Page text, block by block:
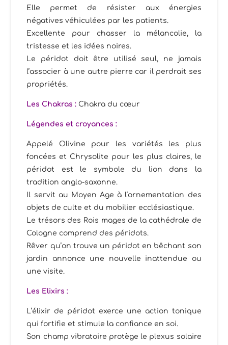
Elle permet de résister aux énergies
négatives véhiculées par les patients.
Excellente pour chasser la mélancolie, la
tristesse et les idées noires.
Le péridot doit être utilisé seul, ne jamais
l’associer à une autre pierre car il perdrait ses
propriétés.
Les Chakras : Chakra du cœur
Légendes et croyances :
Appelé Olivine pour les variétés les plus
foncées et Chrysolite pour les plus claires, le
péridot est le symbole du lion dans la
tradition anglo-saxonne.
Il servit au Moyen Age à l’ornementation des
objets de culte et du mobilier ecclésiastique.
Le trésors des Rois mages de la cathédrale de
Cologne comprend des péridots.
Rêver qu’on trouve un péridot en bêchant son
jardin annonce une nouvelle inattendue ou
une visite.
Les Elixirs :
L’élixir de péridot exerce une action tonique
qui fortifie et stimule la confiance en soi.
Son champ vibratoire protège le plexus solaire